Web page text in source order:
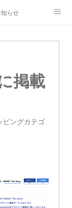
知らせ
掲載
ピングカテゴ